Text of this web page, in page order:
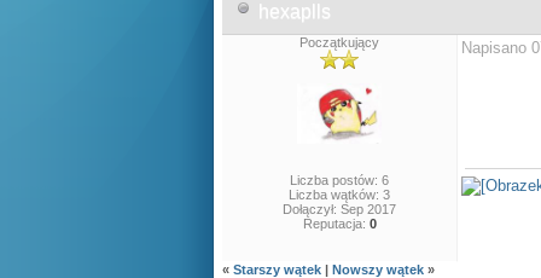
hexaplls
Początkujący
Liczba postów: 6
Liczba wątków: 3
Dołączył: Sep 2017
Reputacja: 0
Napisano
« Starszy wątek | Nowszy wątek »